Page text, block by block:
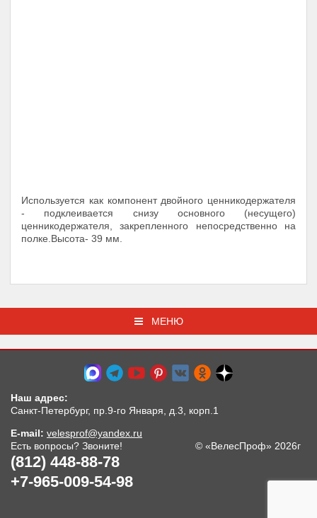
Используется как компонент двойного ценникодержателя
- подклеивается снизу основного (несущего)
ценникодержателя, закрепленного непосредственно на
полке.Высота- 39 мм.
МЕНЮ
Наш адрес:
Санкт-Петербург, пр.9-го Января, д.3, корп.1
E-mail: velesprof@yandex.ru
Есть вопросы? Звоните!
(812) 448-88-78
+7-965-009-54-98
© «ВелесПроф» 2026г